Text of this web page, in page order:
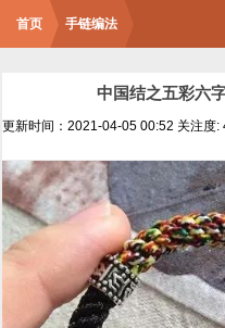
首页 手链编法
中国结之五彩六
更新时间：2021-04-05 00:52 关注度: